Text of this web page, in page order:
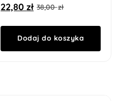
38,00zł
22,80zł
Dodaj do koszyka